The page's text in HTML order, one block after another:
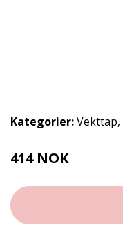
Kategorier:Vekttap,
414 NOK